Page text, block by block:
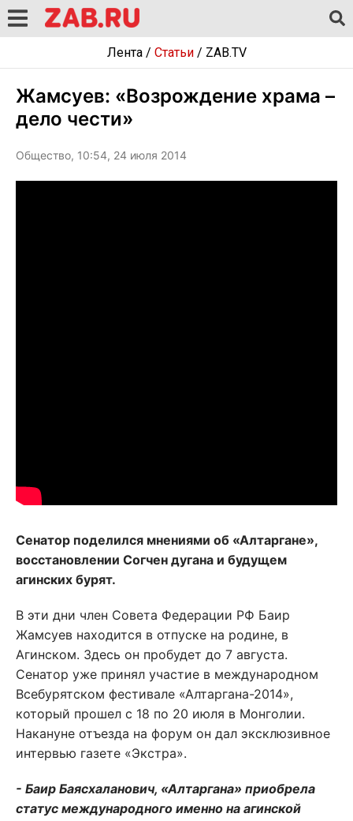
Лента/ Статьи/ ZAB.TV
Жамсуев: «Возрождение храма –
дело чести»
Общество, 10:54, 24 июля 2014
Сенатор поделился мнениями об «Алтаргане»,
восстановлении Согчен дугана и будущем
агинских бурят.
В эти дни член Совета Федерации РФ Баир
Жамсуев находится в отпуске на родине, в
Агинском. Здесь он пробудет до 7 августа.
Сенатор уже принял участие в международном
Всебурятском фестивале «Алтаргана-2014»,
который прошел с 18 по 20 июля в Монголии.
Накануне отъезда на форум он дал эксклюзивное
интервью газете «Экстра».
- Баир Баясхаланович, «Алтаргана» приобрела
статус международного именно на агинской